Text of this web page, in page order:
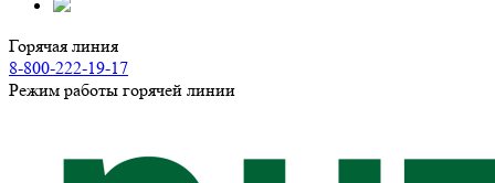
Горячая линия
8-800-222-19-17
Режим работы горячей линии